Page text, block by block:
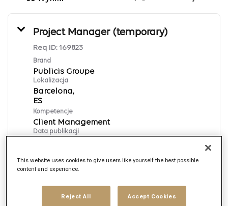
Project Manager (temporary)
Req ID: 169823
Brand
Publicis Groupe
Lokalizacja
Barcelona,
Kompetencje
Client Management
Data publikacji
English
This website uses cookies to give users like yourself the best possible
content and experience.
Reject All Accept Cookies